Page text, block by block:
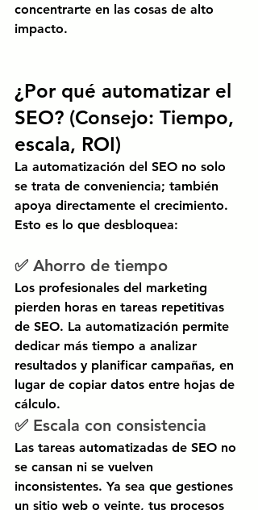
concentrarte en las cosas de alto
impacto.
¿Por qué automatizar el
SEO? (Consejo: Tiempo,
escala, ROI)
La automatización del SEO no solo
se trata de conveniencia; también
apoya directamente el crecimiento.
Esto es lo que desbloquea:
✅ Ahorro de tiempo
Los profesionales del marketing
pierden horas en tareas repetitivas
de SEO. La automatización permite
dedicar más tiempo a analizar
resultados y planificar campañas, en
lugar de copiar datos entre hojas de
cálculo.
✅ Escala con consistencia
Las tareas automatizadas de SEO no
se cansan ni se vuelven
inconsistentes. Ya sea que gestiones
un sitio web o veinte, tus procesos